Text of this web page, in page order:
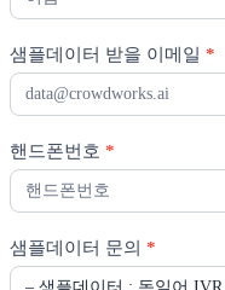
청
샘플데이터 받을 이메일 *
핸드폰번호 *
샘플데이터 문의 *